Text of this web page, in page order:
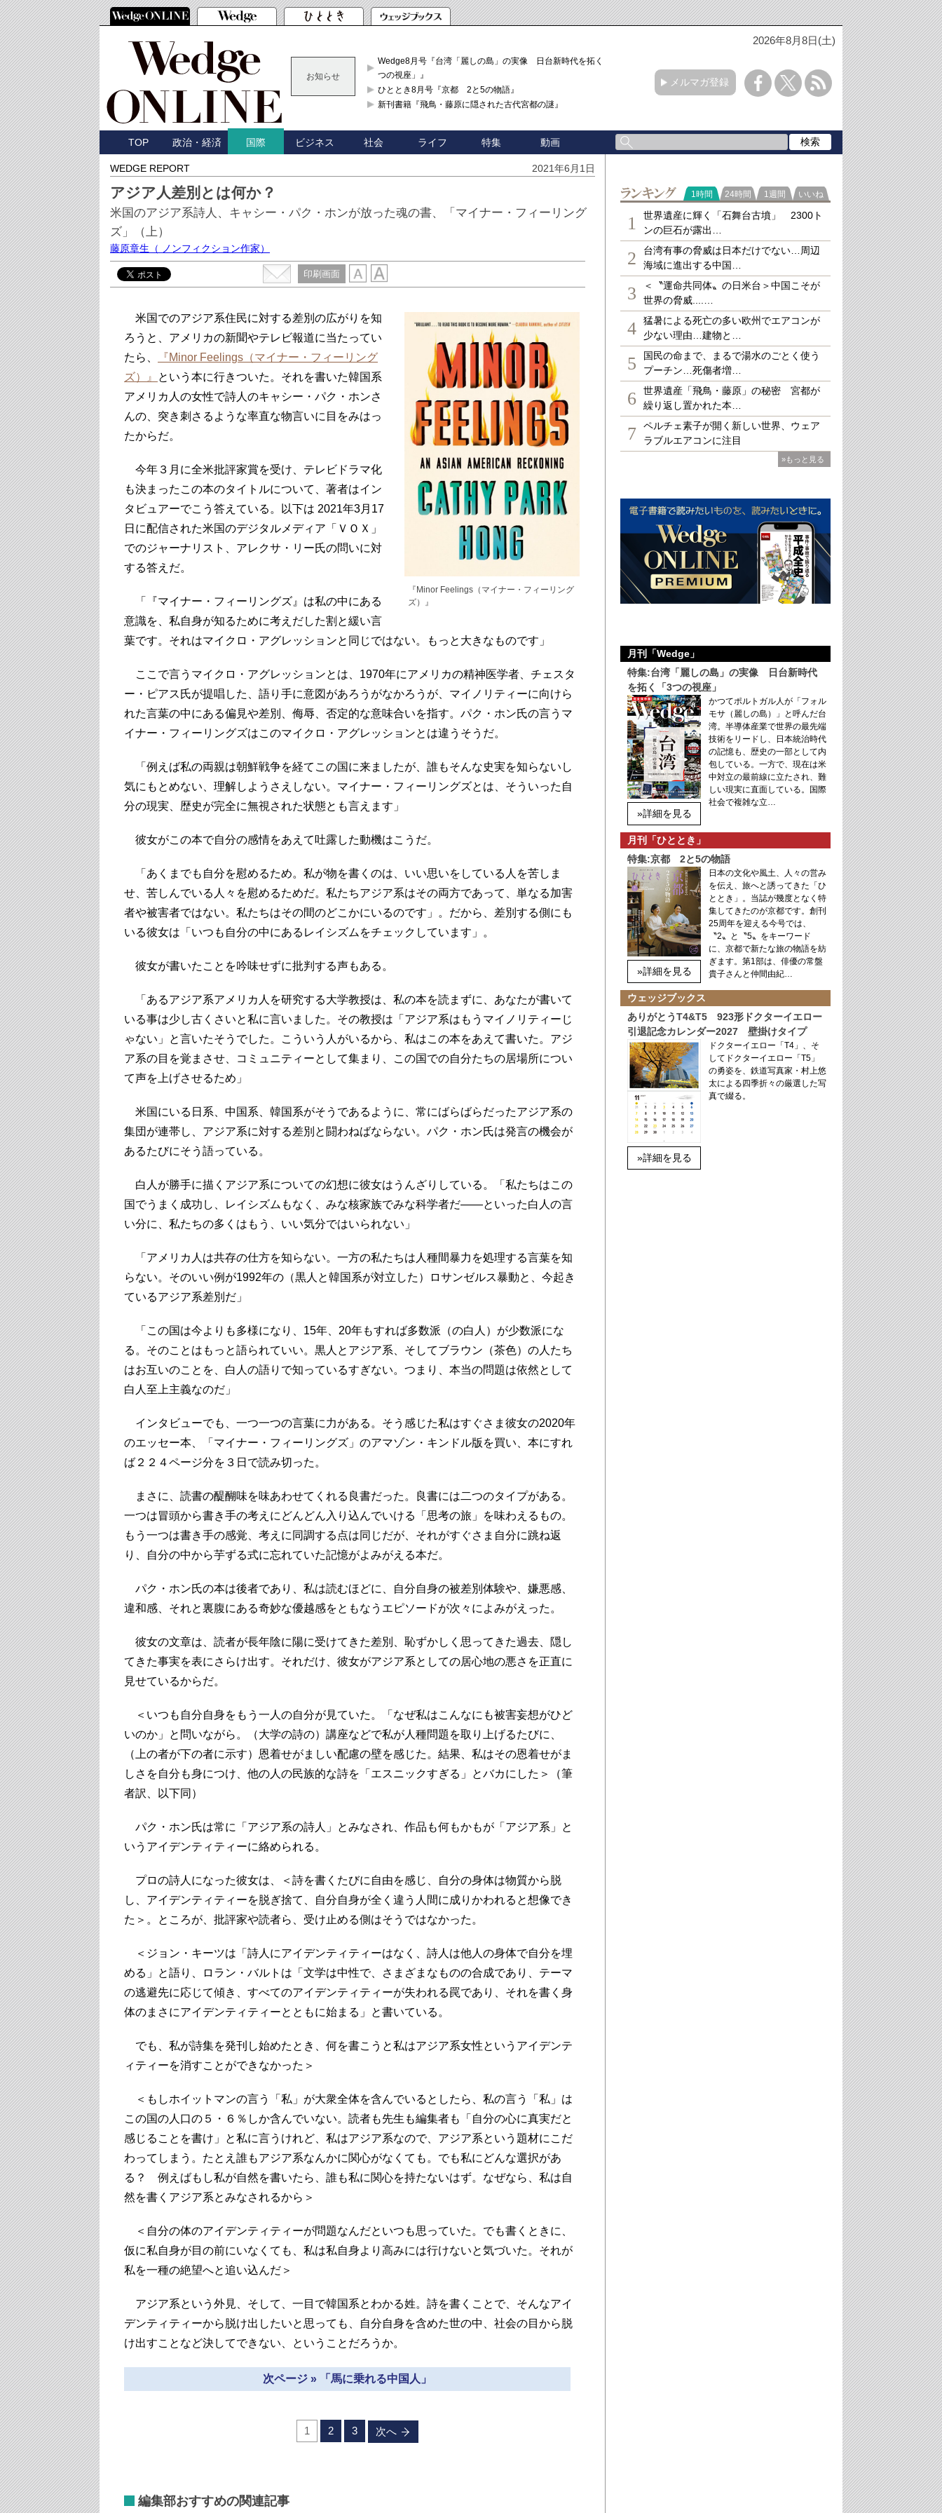
2026年8月8日(土)
お知らせ
Wedge8月号『台湾「麗しの島」の実像 日台新時代を拓く「3
つの視座」』
ひととき8月号『京都 2と5の物語』
新刊書籍『飛鳥・藤原に隠された古代宮都の謎』
メルマガ登録
TOP 政治・経済 国際 ビジネス 社会 ライフ 特集 動画
WEDGE REPORT 2021年6月1日
アジア人差別とは何か？
米国のアジア系詩人、キャシー・パク・ホンが放った魂の書、「マイナー・フィーリング
ズ」（上）
藤原章生 （ ノンフィクション作家）
印刷画面
『Minor Feelings（マイナー・フィーリング
ズ）』
米国でのアジア系住民に対する差別の広がりを知
ろうと、アメリカの新聞やテレビ報道に当たってい
たら、
『Minor Feelings（マイナー・フィーリング
ズ）』
という本に行きついた。それを書いた韓国系
アメリカ人の女性で詩人のキャシー・パク・ホンさ
んの、突き刺さるような率直な物言いに目をみはっ
たからだ。
今年３月に全米批評家賞を受け、テレビドラマ化
も決まったこの本のタイトルについて、著者はイン
タビュアーでこう答えている。以下は 2021年3月17
日に配信された米国のデジタルメディア「ＶＯＸ」
でのジャーナリスト、アレクサ・リー氏の問いに対
する答えだ。
「『マイナー・フィーリングズ』は私の中にある
意識を、私自身が知るために考えだした割と緩い言
葉です。それはマイクロ・アグレッションと同じではない。もっと大きなものです」
ここで言うマイクロ・アグレッションとは、1970年にアメリカの精神医学者、チェスタ
ー・ピアス氏が提唱した、語り手に意図があろうがなかろうが、マイノリティーに向けら
れた言葉の中にある偏見や差別、侮辱、否定的な意味合いを指す。パク・ホン氏の言うマ
イナー・フィーリングズはこのマイクロ・アグレッションとは違うそうだ。
「例えば私の両親は朝鮮戦争を経てこの国に来ましたが、誰もそんな史実を知らないし
気にもとめない、理解しようさえしない。マイナー・フィーリングズとは、そういった自
分の現実、歴史が完全に無視された状態とも言えます」
彼女がこの本で自分の感情をあえて吐露した動機はこうだ。
「あくまでも自分を慰めるため。私が物を書くのは、いい思いをしている人を苦しま
せ、苦しんでいる人々を慰めるためだ。私たちアジア系はその両方であって、単なる加害
者や被害者ではない。私たちはその間のどこかにいるのです」。だから、差別する側にも
いる彼女は「いつも自分の中にあるレイシズムをチェックしています」。
彼女が書いたことを吟味せずに批判する声もある。
「あるアジア系アメリカ人を研究する大学教授は、私の本を読まずに、あなたが書いて
いる事は少し古くさいと私に言いました。その教授は「アジア系はもうマイノリティーじ
ゃない」と言いたそうでした。こういう人がいるから、私はこの本をあえて書いた。アジ
ア系の目を覚まさせ、コミュニティーとして集まり、この国での自分たちの居場所につい
て声を上げさせるため」
米国にいる日系、中国系、韓国系がそうであるように、常にばらばらだったアジア系の
集団が連帯し、アジア系に対する差別と闘わねばならない。パク・ホン氏は発言の機会が
あるたびにそう語っている。
白人が勝手に描くアジア系についての幻想に彼女はうんざりしている。「私たちはこの
国でうまく成功し、レイシズムもなく、みな核家族でみな科学者だ――といった白人の言
い分に、私たちの多くはもう、いい気分ではいられない」
「アメリカ人は共存の仕方を知らない。一方の私たちは人種間暴力を処理する言葉を知
らない。そのいい例が1992年の（黒人と韓国系が対立した）ロサンゼルス暴動と、今起き
ているアジア系差別だ」
「この国は今よりも多様になり、15年、20年もすれば多数派（の白人）が少数派にな
る。そのことはもっと語られていい。黒人とアジア系、そしてブラウン（茶色）の人たち
はお互いのことを、白人の語りで知っているすぎない。つまり、本当の問題は依然として
白人至上主義なのだ」
インタビューでも、一つ一つの言葉に力がある。そう感じた私はすぐさま彼女の2020年
のエッセー本、「マイナー・フィーリングズ」のアマゾン・キンドル版を買い、本にすれ
ば２２４ページ分を３日で読み切った。
まさに、読書の醍醐味を味あわせてくれる良書だった。良書には二つのタイプがある。
一つは冒頭から書き手の考えにどんどん入り込んでいける「思考の旅」を味わえるもの。
もう一つは書き手の感覚、考えに同調する点は同じだが、それがすぐさま自分に跳ね返
り、自分の中から芋ずる式に忘れていた記憶がよみがえる本だ。
パク・ホン氏の本は後者であり、私は読むほどに、自分自身の被差別体験や、嫌悪感、
違和感、それと裏腹にある奇妙な優越感をともなうエピソードが次々によみがえった。
彼女の文章は、読者が長年陰に陽に受けてきた差別、恥ずかしく思ってきた過去、隠し
てきた事実を表にさらけ出す。それだけ、彼女がアジア系としての居心地の悪さを正直に
見せているからだ。
＜いつも自分自身をもう一人の自分が見ていた。「なぜ私はこんなにも被害妄想がひど
いのか」と問いながら。（大学の詩の）講座などで私が人種問題を取り上げるたびに、
（上の者が下の者に示す）恩着せがましい配慮の壁を感じた。結果、私はその恩着せがま
しさを自分も身につけ、他の人の民族的な詩を「エスニックすぎる」とバカにした＞（筆
者訳、以下同）
パク・ホン氏は常に「アジア系の詩人」とみなされ、作品も何もかもが「アジア系」と
いうアイデンティティーに絡められる。
プロの詩人になった彼女は、＜詩を書くたびに自由を感じ、自分の身体は物質から脱
し、アイデンティティーを脱ぎ捨て、自分自身が全く違う人間に成りかわれると想像でき
た＞。ところが、批評家や読者ら、受け止める側はそうではなかった。
＜ジョン・キーツは「詩人にアイデンティティーはなく、詩人は他人の身体で自分を埋
める」と語り、ロラン・バルトは「文学は中性で、さまざまなものの合成であり、テーマ
の逃避先に応じて傾き、すべてのアイデンティティーが失われる罠であり、それを書く身
体のまさにアイデンティティーとともに始まる」と書いている。
でも、私が詩集を発刊し始めたとき、何を書こうと私はアジア系女性というアイデンテ
ィティーを消すことができなかった＞
＜もしホイットマンの言う「私」が大衆全体を含んでいるとしたら、私の言う「私」は
この国の人口の５・６％しか含んでいない。読者も先生も編集者も「自分の心に真実だと
感じることを書け」と私に言うけれど、私はアジア系なので、アジア系という題材にこだ
わってしまう。たとえ誰もアジア系なんかに関心がなくても。でも私にどんな選択があ
る？ 例えばもし私が自然を書いたら、誰も私に関心を持たないはず。なぜなら、私は自
然を書くアジア系とみなされるから＞
＜自分の体のアイデンティティーが問題なんだといつも思っていた。でも書くときに、
仮に私自身が目の前にいなくても、私は私自身より高みには行けないと気づいた。それが
私を一種の絶望へと追い込んだ＞
アジア系という外見、そして、一目で韓国系とわかる姓。詩を書くことで、そんなアイ
デンティティーから脱け出したいと思っても、自分自身を含めた世の中、社会の目から脱
け出すことなど決してできない、ということだろうか。
次ページ » 「馬に乗れる中国人」
1 2 3 次へ
編集部おすすめの関連記事
ランキング
1時間 24時間 1週間 いいね
1
世界遺産に輝く「石舞台古墳」 2300ト
ンの巨石が露出…
2
台湾有事の脅威は日本だけでない…周辺
海域に進出する中国…
3
＜〝運命共同体〟の日米台＞中国こそが
世界の脅威....…
4
猛暑による死亡の多い欧州でエアコンが
少ない理由…建物と…
5
国民の命まで、まるで湯水のごとく使う
プーチン…死傷者増…
6
世界遺産「飛鳥・藤原」の秘密 宮都が
繰り返し置かれた本…
7
ペルチェ素子が開く新しい世界、ウェア
ラブルエアコンに注目
»もっと見る
月刊「Wedge」
特集:台湾「麗しの島」の実像 日台新時代
を拓く「3つの視座」
»詳細を見る
かつてポルトガル人が「フォル
モサ（麗しの島）」と呼んだ台
湾。半導体産業で世界の最先端
技術をリードし、日本統治時代
の記憶も、歴史の一部として内
包している。一方で、現在は米
中対立の最前線に立たされ、難
しい現実に直面している。国際
社会で複雑な立…
月刊「ひととき」
特集:京都 2と5の物語
»詳細を見る
日本の文化や風土、人々の営み
を伝え、旅へと誘ってきた「ひ
ととき」。当誌が幾度となく特
集してきたのが京都です。創刊
25周年を迎える今号では、
〝2〟と〝5〟をキーワード
に、京都で新たな旅の物語を紡
ぎます。第1部は、俳優の常盤
貴子さんと仲間由紀…
ウェッジブックス
ありがとうT4&T5 923形ドクターイエロー
引退記念カレンダー2027 壁掛けタイプ
»詳細を見る
ドクターイエロー「T4」、そ
してドクターイエロー「T5」
の勇姿を、鉄道写真家・村上悠
太による四季折々の厳選した写
真で綴る。